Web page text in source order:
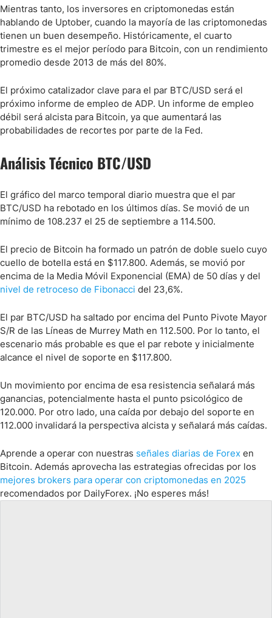
Mientras tanto, los inversores en criptomonedas están
hablando de Uptober, cuando la mayoría de las criptomonedas
tienen un buen desempeño. Históricamente, el cuarto
trimestre es el mejor período para Bitcoin, con un rendimiento
promedio desde 2013 de más del 80%.
El próximo catalizador clave para el par BTC/USD será el
próximo informe de empleo de ADP. Un informe de empleo
débil será alcista para Bitcoin, ya que aumentará las
probabilidades de recortes por parte de la Fed.
Análisis Técnico BTC/USD
El gráfico del marco temporal diario muestra que el par
BTC/USD ha rebotado en los últimos días. Se movió de un
mínimo de 108.237 el 25 de septiembre a 114.500.
El precio de Bitcoin ha formado un patrón de doble suelo cuyo
cuello de botella está en $117.800. Además, se movió por
encima de la Media Móvil Exponencial (EMA) de 50 días y del
nivel de retroceso de Fibonacci del 23,6%.
El par BTC/USD ha saltado por encima del Punto Pivote Mayor
S/R de las Líneas de Murrey Math en 112.500. Por lo tanto, el
escenario más probable es que el par rebote y inicialmente
alcance el nivel de soporte en $117.800.
Un movimiento por encima de esa resistencia señalará más
ganancias, potencialmente hasta el punto psicológico de
120.000. Por otro lado, una caída por debajo del soporte en
112.000 invalidará la perspectiva alcista y señalará más caídas.
Aprende a operar con nuestras señales diarias de Forex en
Bitcoin. Además aprovecha las estrategias ofrecidas por los
mejores brokers para operar con criptomonedas en 2025
recomendados por DailyForex. ¡No esperes más!